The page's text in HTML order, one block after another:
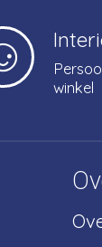
winkel